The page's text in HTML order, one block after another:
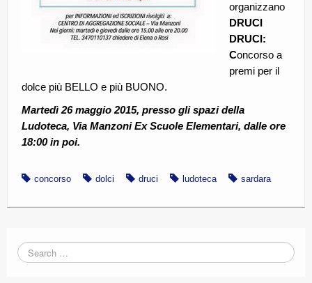
organizzano
DRUCI
DRUCI:
Concorso a
premi per il
dolce più BELLO e più BUONO.
Martedì 26 maggio 2015, presso gli spazi della
Ludoteca, Via Manzoni Ex Scuole Elementari, dalle ore
18:00 in poi.
concorso dolci druci ludoteca sardara